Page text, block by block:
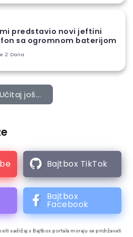
predstavio novi jeftini
sa ogromnom baterijom
2 Dana
Učitaj još...
Bajtbox TikTok
Bajtbox
Facebook
sadržaj s Bajtbox portala moraju se pridržavati